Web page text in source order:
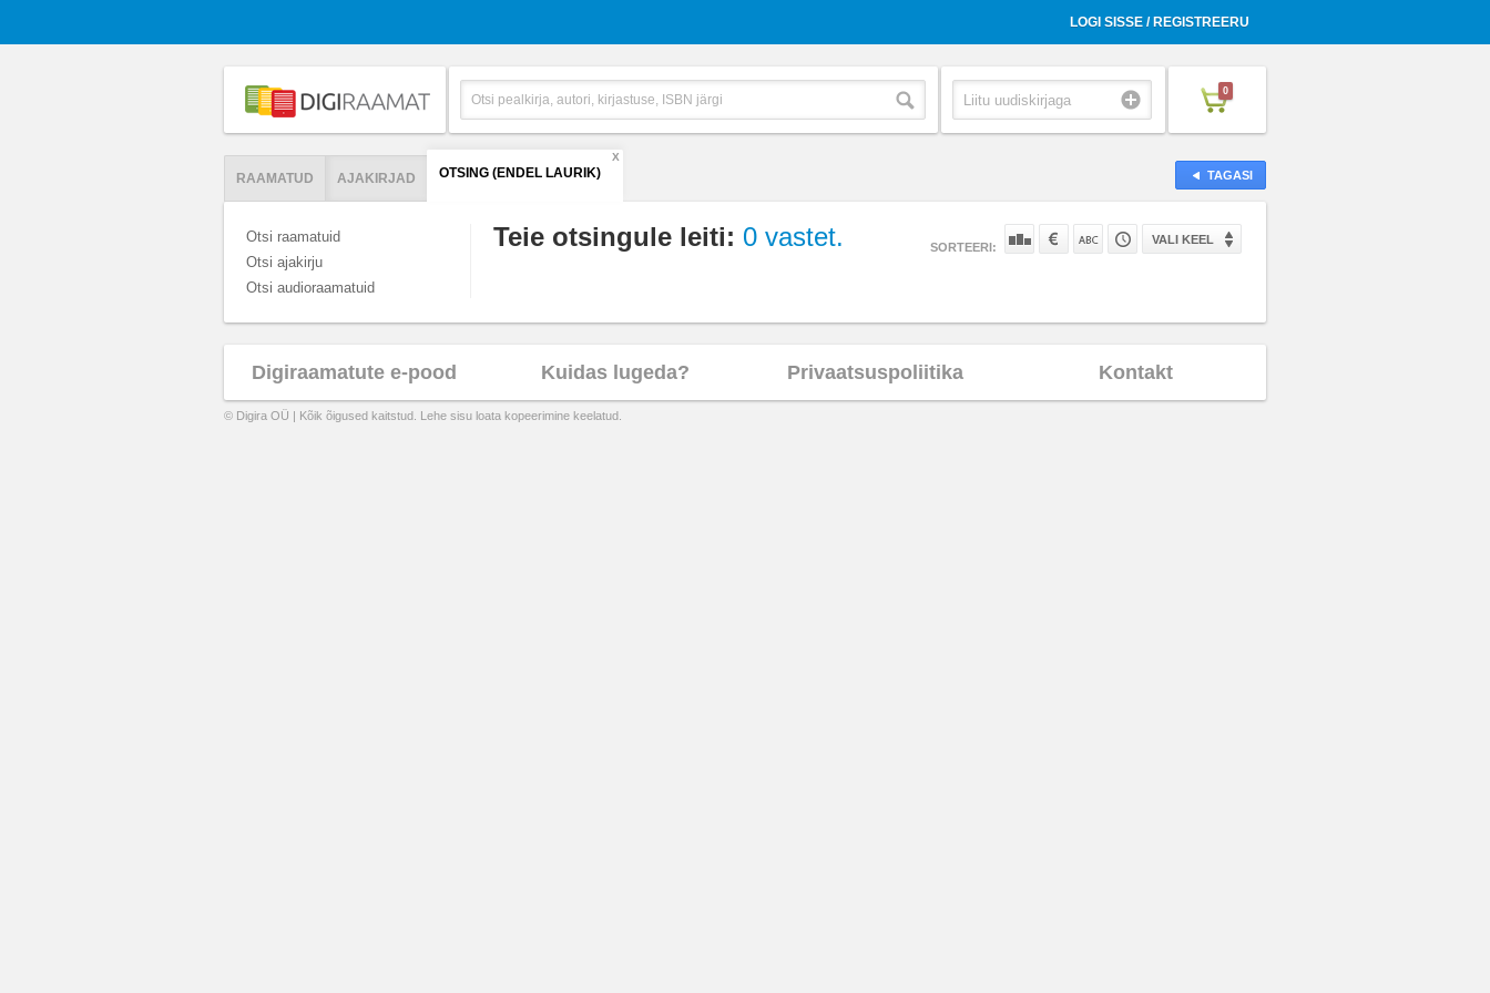
LOGI SISSE / REGISTREERU
0
TAGASI
RAAMATUD AJAKIRJAD OTSING (ENDEL LAURIK)
X
Otsi raamatuid
Otsi ajakirju
Otsi audioraamatuid
Teie otsingule leiti: 0 vastet. SORTEERI:
VALI KEEL
Digiraamatute e-pood Kuidas lugeda? Privaatsuspoliitika Kontakt
© Digira OÜ | Kõik õigused kaitstud. Lehe sisu loata kopeerimine keelatud.